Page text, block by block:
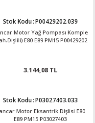
Stok Kodu:P00429202.039
Motor Yağ Pompası Komple
E80 E89 PM15 P00429202
3.144,08 TL
Stok Kodu:P03027403.033
Motor Eksantrik Dişlisi E80
E89 PM15 P03027403